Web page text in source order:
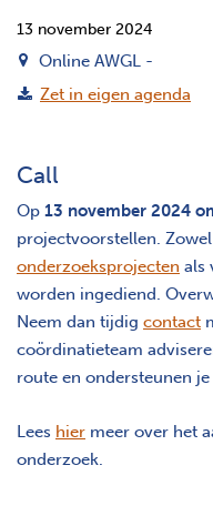
13 november 2024
Online AWGL -
Zet in eigen agenda
Call
Op 13 november 2024
projectvoorstellen.
onderzoeksprojecten als
worden ingediend.
Neem dan tijdig contact
coördinatieteam
route en ondersteunen
Lees hier meer over het
onderzoek.